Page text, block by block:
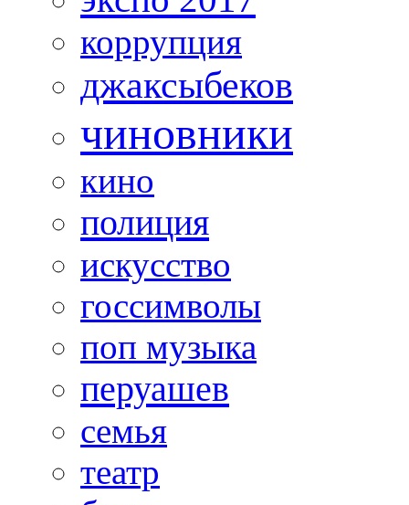
коррупция
джаксыбеков
чиновники
кино
полиция
искусство
госсимволы
поп музыка
перуашев
семья
театр